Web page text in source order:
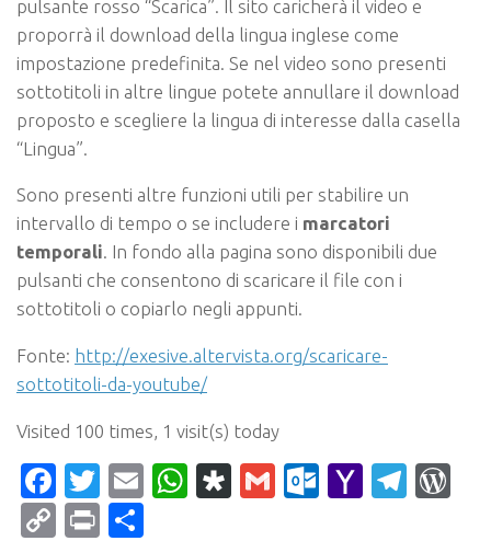
pulsante rosso “Scarica”. Il sito caricherà il video e
proporrà il download della lingua inglese come
impostazione predefinita. Se nel video sono presenti
sottotitoli in altre lingue potete annullare il download
proposto e scegliere la lingua di interesse dalla casella
“Lingua”.
Sono presenti altre funzioni utili per stabilire un
intervallo di tempo o se includere i marcatori
temporali. In fondo alla pagina sono disponibili due
pulsanti che consentono di scaricare il file con i
sottotitoli o copiarlo negli appunti.
Fonte: http://exesive.altervista.org/scaricare-
sottotitoli-da-youtube/
Visited 100 times, 1 visit(s) today
Facebook
Twitter
EmailWhatsApp
Diaspora
Gmail Yahoo
CopyPrint